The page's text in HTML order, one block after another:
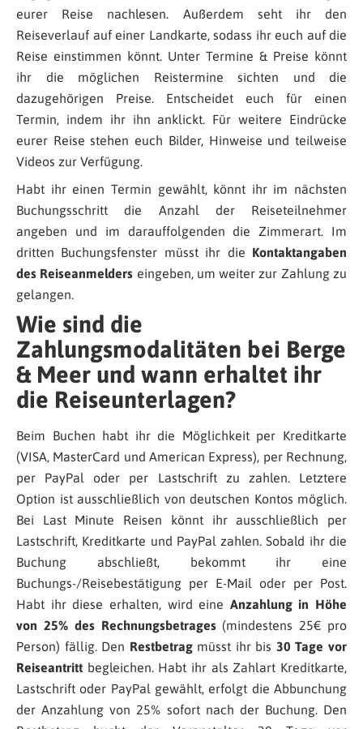
eurer Reise nachlesen. Außerdem seht ihr den
Reiseverlauf auf einer Landkarte, sodass ihr euch auf die
Reise einstimmen könnt. Unter Termine & Preise könnt
ihr die möglichen Reistermine sichten und die
dazugehörigen Preise. Entscheidet euch für einen
Termin, indem ihr ihn anklickt. Für weitere Eindrücke
eurer Reise stehen euch Bilder, Hinweise und teilweise
Videos zur Verfügung.
Habt ihr einen Termin gewählt, könnt ihr im nächsten
Buchungsschritt die Anzahl der Reiseteilnehmer
angeben und im darauffolgenden die Zimmerart. Im
dritten Buchungsfenster müsst ihr die Kontaktangaben
des Reiseanmelders eingeben, um weiter zur Zahlung zu
gelangen.
Wie sind die
Zahlungsmodalitäten bei Berge
& Meer und wann erhaltet ihr
die Reiseunterlagen?
Beim Buchen habt ihr die Möglichkeit per Kreditkarte
(VISA, MasterCard und American Express), per Rechnung,
per PayPal oder per Lastschrift zu zahlen. Letztere
Option ist ausschließlich von deutschen Kontos möglich.
Bei Last Minute Reisen könnt ihr ausschließlich per
Lastschrift, Kreditkarte und PayPal zahlen. Sobald ihr die
Buchung abschließt, bekommt ihr eine
Buchungs-/Reisebestätigung per E-Mail oder per Post.
Habt ihr diese erhalten, wird eine Anzahlung in Höhe
von 25% des Rechnungsbetrages(mindestens 25€ pro
Person) fällig. Den Restbetragmüsst ihr bis 30 Tage vor
Reiseantritt begleichen. Habt ihr als Zahlart Kreditkarte,
Lastschrift oder PayPal gewählt, erfolgt die Abbunchung
der Anzahlung von 25% sofort nach der Buchung. Den